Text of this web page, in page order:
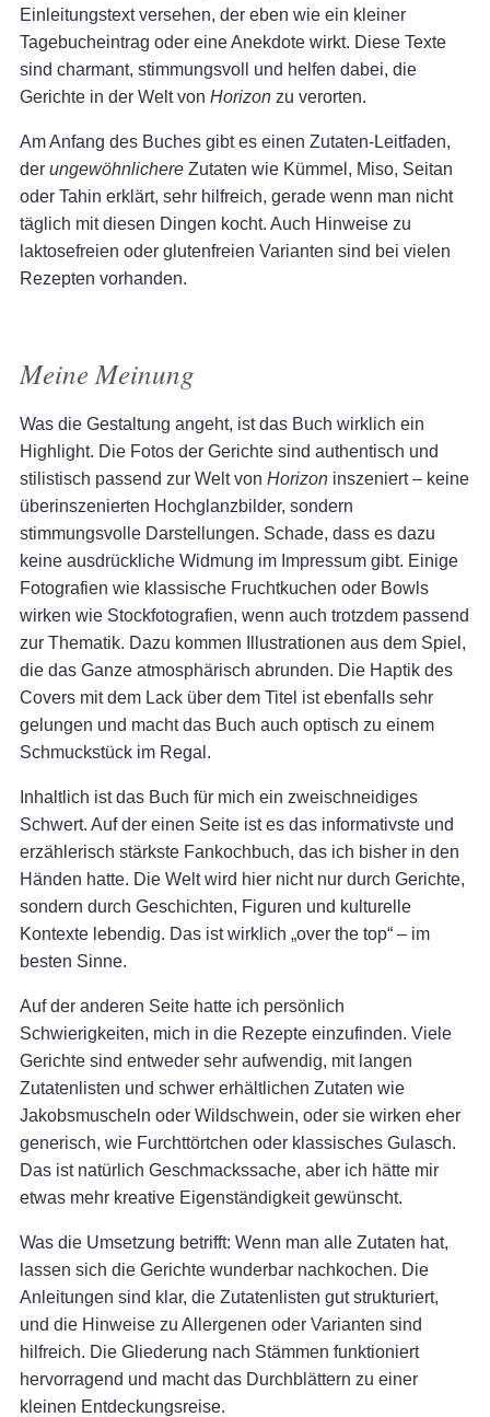
Einleitungstext versehen, der eben wie ein kleiner
Tagebucheintrag oder eine Anekdote wirkt. Diese Texte
sind charmant, stimmungsvoll und helfen dabei, die
Gerichte in der Welt von Horizon zu verorten.
Am Anfang des Buches gibt es einen Zutaten-Leitfaden,
der ungewöhnlichere Zutaten wie Kümmel, Miso, Seitan
oder Tahin erklärt, sehr hilfreich, gerade wenn man nicht
täglich mit diesen Dingen kocht. Auch Hinweise zu
laktosefreien oder glutenfreien Varianten sind bei vielen
Rezepten vorhanden.
Meine Meinung
Was die Gestaltung angeht, ist das Buch wirklich ein
Highlight. Die Fotos der Gerichte sind authentisch und
stilistisch passend zur Welt von Horizon inszeniert – keine
überinszenierten Hochglanzbilder, sondern
stimmungsvolle Darstellungen. Schade, dass es dazu
keine ausdrückliche Widmung im Impressum gibt. Einige
Fotografien wie klassische Fruchtkuchen oder Bowls
wirken wie Stockfotografien, wenn auch trotzdem passend
zur Thematik. Dazu kommen Illustrationen aus dem Spiel,
die das Ganze atmosphärisch abrunden. Die Haptik des
Covers mit dem Lack über dem Titel ist ebenfalls sehr
gelungen und macht das Buch auch optisch zu einem
Schmuckstück im Regal.
Inhaltlich ist das Buch für mich ein zweischneidiges
Schwert. Auf der einen Seite ist es das informativste und
erzählerisch stärkste Fankochbuch, das ich bisher in den
Händen hatte. Die Welt wird hier nicht nur durch Gerichte,
sondern durch Geschichten, Figuren und kulturelle
Kontexte lebendig. Das ist wirklich „over the top“ – im
besten Sinne.
Auf der anderen Seite hatte ich persönlich
Schwierigkeiten, mich in die Rezepte einzufinden. Viele
Gerichte sind entweder sehr aufwendig, mit langen
Zutatenlisten und schwer erhältlichen Zutaten wie
Jakobsmuscheln oder Wildschwein, oder sie wirken eher
generisch, wie Furchttörtchen oder klassisches Gulasch.
Das ist natürlich Geschmackssache, aber ich hätte mir
etwas mehr kreative Eigenständigkeit gewünscht.
Was die Umsetzung betrifft: Wenn man alle Zutaten hat,
lassen sich die Gerichte wunderbar nachkochen. Die
Anleitungen sind klar, die Zutatenlisten gut strukturiert,
und die Hinweise zu Allergenen oder Varianten sind
hilfreich. Die Gliederung nach Stämmen funktioniert
hervorragend und macht das Durchblättern zu einer
kleinen Entdeckungsreise.